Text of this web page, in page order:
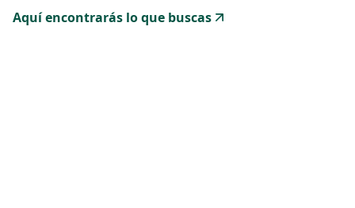
Aquí encontrarás lo que buscas